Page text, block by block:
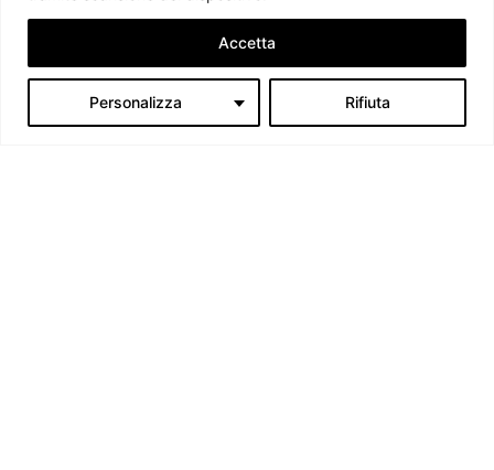
Personalizza Rifiuta
Accetta
conoscenza accessibile e aggiornata delle dinamiche geopolitiche che
segnano il mondo che ci circonda.
C.F./P.IVA 11078490965 - Testata giornalistica registrata presso il
Tribunale di Milano aut. n.398 del 10/12/2013 - ISSN 2384-9975